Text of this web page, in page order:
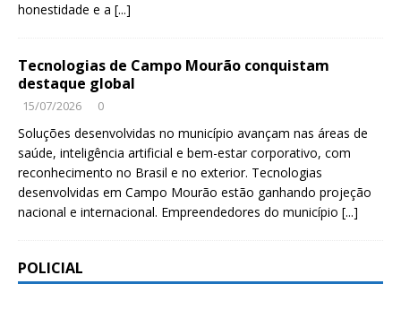
honestidade e a [...]
Tecnologias de Campo Mourão conquistam
destaque global
15/07/2026 0
Soluções desenvolvidas no município avançam nas áreas de
saúde, inteligência artificial e bem-estar corporativo, com
reconhecimento no Brasil e no exterior. Tecnologias
desenvolvidas em Campo Mourão estão ganhando projeção
nacional e internacional. Empreendedores do município [...]
POLICIAL